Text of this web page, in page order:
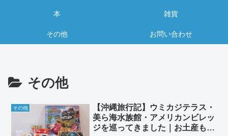
本 雑貨
その他 お問い合わせ
その他
その他
【沖縄旅行記】ウミカジテラス・
美ら海水族館・アメリカンビレッ
ジを巡ってきました｜お土産も紹